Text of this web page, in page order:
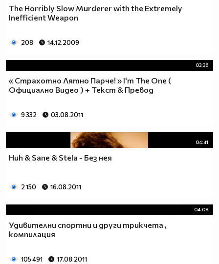
The Horribly Slow Murderer with the Extremely
Inefficient Weapon
208 14.12.2009
03:36
« Страхотно Лятно Парче! » I'm The One (
Официално Видео ) + Текст & Превод
9 332 03.08.2011
04:41
Huh & Sane & Stela - Без нея
2 150 16.08.2011
04:08
Удивителни спортни и други трикчета ,
компилация
105 491 17.08.2011